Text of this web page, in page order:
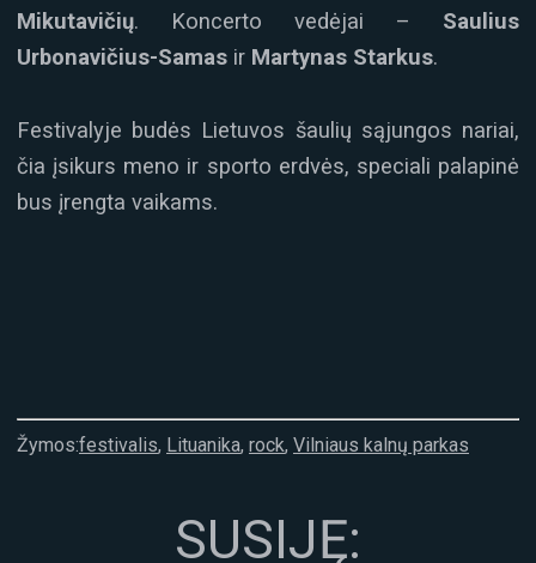
Mikutavičių. Koncerto vedėjai – Saulius
Urbonavičius-Samas ir Martynas Starkus.
Festivalyje budės Lietuvos šaulių sąjungos nariai,
čia įsikurs meno ir sporto erdvės, speciali palapinė
bus įrengta vaikams.
Žymos:festivalis, Lituanika, rock, Vilniaus kalnų parkas
SUSIJĘ: